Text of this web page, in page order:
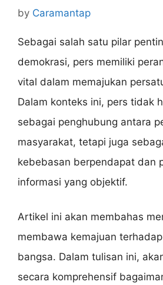
by Caramantap
Sebagai salah satu pilar
demokrasi, pers memiliki
vital dalam memajukan
Dalam konteks ini, pers tidak
sebagai penghubung antara
masyarakat, tetapi juga
kebebasan berpendapat dan
informasi yang objektif.
Artikel ini akan membahas
membawa kemajuan
bangsa. Dalam tulisan ini,
secara komprehensif